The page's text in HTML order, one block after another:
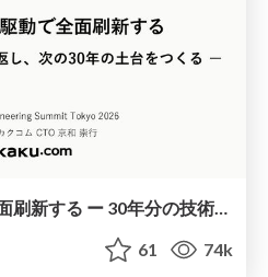
価格.comをAI駆動で全面刷新する ー 30年分の技術的負債を返し、次の30年の土台をつくる ー / AI Engineering Summit Tokyo 2026
61 74k